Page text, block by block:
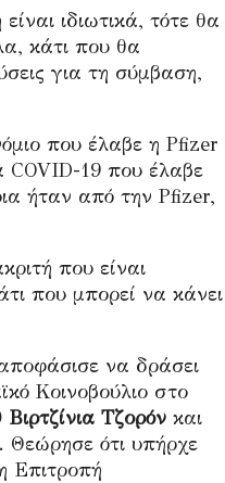
ιδιωτικά, τότε θα
κάτι που θα
για τη σύμβαση,
που έλαβε η Pfizer
COVID-19 που έλαβε
ήταν από την Pfizer,
που είναι
που μπορεί να κάνει
να δράσει
Κοινοβούλιο στο
Τζορόν και
Θεώρησε ότι υπήρχε
Επιτροπή